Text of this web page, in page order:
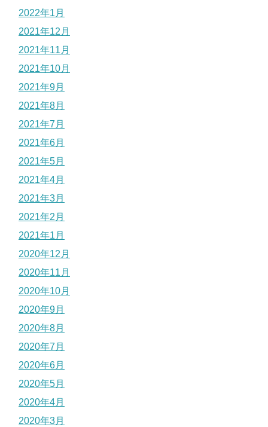
2022年1月
2021年12月
2021年11月
2021年10月
2021年9月
2021年8月
2021年7月
2021年6月
2021年5月
2021年4月
2021年3月
2021年2月
2021年1月
2020年12月
2020年11月
2020年10月
2020年9月
2020年8月
2020年7月
2020年6月
2020年5月
2020年4月
2020年3月